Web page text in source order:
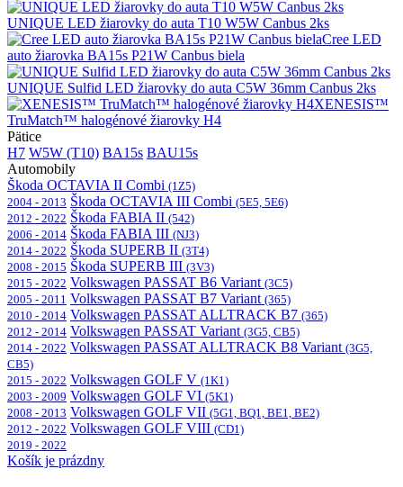
UNIQUE LED žiarovky do auta T10 W5W Canbus 2ks
Cree LED
auto žiarovka BA15s P21W Canbus biela
UNIQUE Sulfid LED žiarovky do auta C5W 36mm Canbus 2ks
XENESIS™
TruMatch™ halogénové žiarovky H4
Pätice
H7 W5W (T10) BA15s BAU15s
Automobily
Škoda OCTAVIA II Combi (1Z5)
2004 - 2013 Škoda OCTAVIA III Combi (5E5, 5E6)
2012 - 2022 Škoda FABIA II (542)
2006 - 2014 Škoda FABIA III (NJ3)
2014 - 2022 Škoda SUPERB II (3T4)
2008 - 2015 Škoda SUPERB III (3V3)
2015 - 2022 Volkswagen PASSAT B6 Variant (3C5)
2005 - 2011 Volkswagen PASSAT B7 Variant (365)
2010 - 2014 Volkswagen PASSAT ALLTRACK B7 (365)
2012 - 2014 Volkswagen PASSAT Variant (3G5, CB5)
2014 - 2022 Volkswagen PASSAT ALLTRACK B8 Variant (3G5,
CB5)
2015 - 2022 Volkswagen GOLF V (1K1)
2003 - 2009 Volkswagen GOLF VI (5K1)
2008 - 2013 Volkswagen GOLF VII (5G1, BQ1, BE1, BE2)
2012 - 2022 Volkswagen GOLF VIII (CD1)
2019 - 2022
Košík je prázdny